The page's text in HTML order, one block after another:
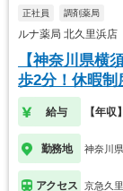
正社員 調剤薬局
ルナ薬局 北久里浜
【神奈川県横
歩2分！休暇
給与 【年
勤務地 神奈川
アクセス 京急久